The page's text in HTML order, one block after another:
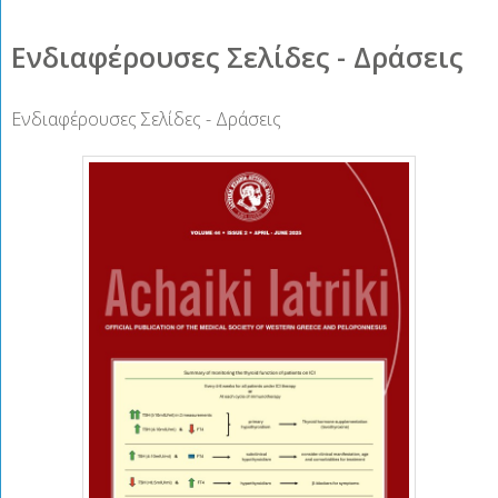
Ενδιαφέρουσες Σελίδες - Δράσεις
Ενδιαφέρουσες Σελίδες - Δράσεις